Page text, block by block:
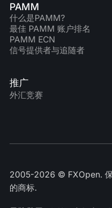
PAMM
什么是PAMM?
最佳 PAMM 账户排名
PAMM ECN
信号提供者与追随者
推广
外汇竞赛
2005-2026 © FXOpen. 保
的商标.